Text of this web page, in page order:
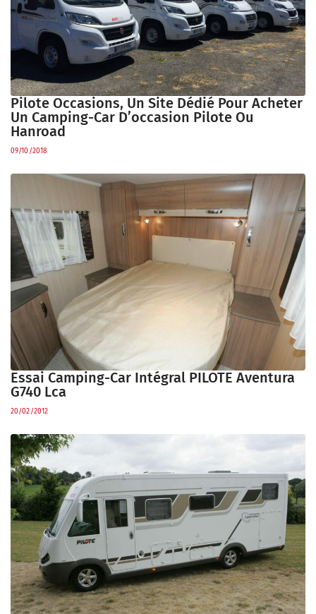
Pilote Occasions, Un Site Dédié Pour Acheter
Un Camping-Car D’occasion Pilote Ou
Hanroad
09/10/2018
Essai Camping-Car Intégral PILOTE Aventura
G740 Lca
20/02/2012